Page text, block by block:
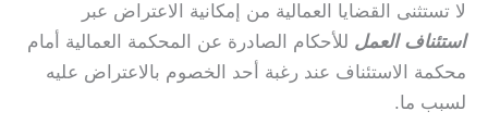
لا تستثنى القضايا العمالية من إمكانية الاعتراض عبر
استئناف العمل للأحكام الصادرة عن المحكمة العمالية أمام
محكمة الاستئناف عند رغبة أحد الخصوم بالاعتراض عليه
لسبب ما.